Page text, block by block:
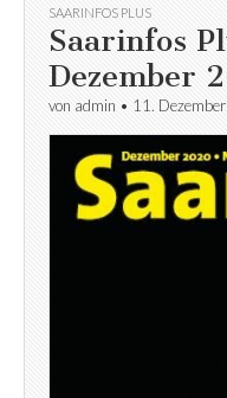
SAARINFOS PLUS
Saarinfos
Dezember
von admin • 11.